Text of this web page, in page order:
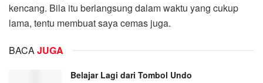
kencang. Bila itu berlangsung dalam waktu yang cukup
lama, tentu membuat saya cemas juga.
BACAJUGA
Belajar Lagi dari Tombol Undo